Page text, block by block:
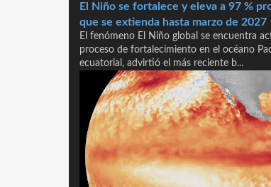
El Niño se fortalece y eleva a 97 %
que se extienda hasta marzo de 2027
El fenómeno El Niño global se encuentra
proceso de fortalecimiento en el océano
ecuatorial, advirtió el más reciente b...